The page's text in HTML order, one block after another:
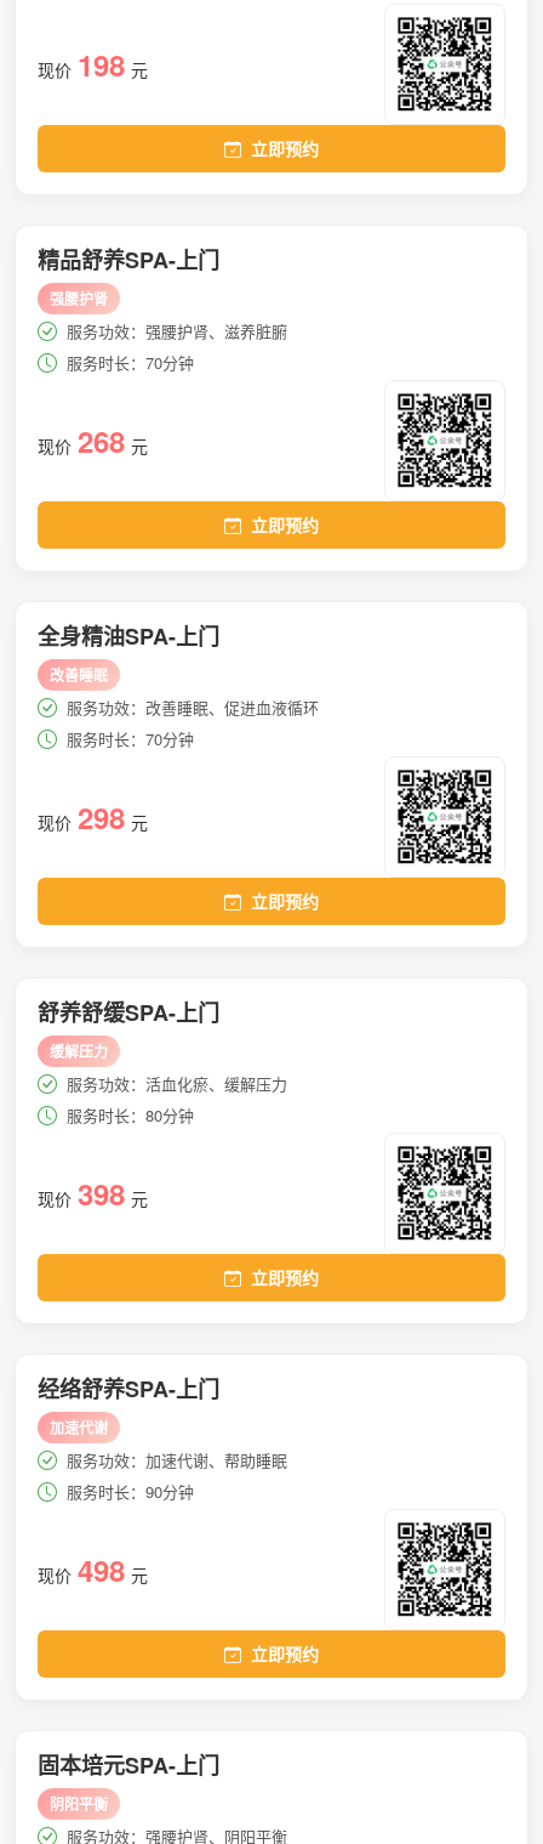
现价 198 元
立即预约
精品舒养SPA-上门
强腰护肾
服务功效：强腰护肾、滋养脏腑
服务时长：70分钟
现价 268 元
立即预约
全身精油SPA-上门
改善睡眠
服务功效：改善睡眠、促进血液循环
服务时长：70分钟
现价 298 元
立即预约
舒养舒缓SPA-上门
缓解压力
服务功效：活血化瘀、缓解压力
服务时长：80分钟
现价 398 元
立即预约
经络舒养SPA-上门
加速代谢
服务功效：加速代谢、帮助睡眠
服务时长：90分钟
现价 498 元
立即预约
固本培元SPA-上门
阴阳平衡
服务功效：强腰护肾、阴阳平衡